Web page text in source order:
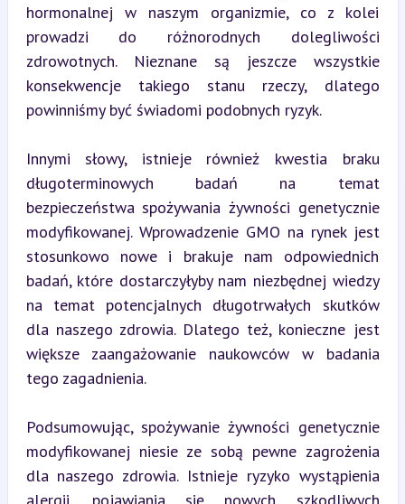
hormonalnej w naszym organizmie, co z kolei
prowadzi do różnorodnych dolegliwości
zdrowotnych. Nieznane są jeszcze wszystkie
konsekwencje takiego stanu rzeczy, dlatego
powinniśmy być świadomi podobnych ryzyk.
Innymi słowy, istnieje również kwestia braku
długoterminowych badań na temat
bezpieczeństwa spożywania żywności genetycznie
modyfikowanej. Wprowadzenie GMO na rynek jest
stosunkowo nowe i brakuje nam odpowiednich
badań, które dostarczyłyby nam niezbędnej wiedzy
na temat potencjalnych długotrwałych skutków
dla naszego zdrowia. Dlatego też, konieczne jest
większe zaangażowanie naukowców w badania
tego zagadnienia.
Podsumowując, spożywanie żywności genetycznie
modyfikowanej niesie ze sobą pewne zagrożenia
dla naszego zdrowia. Istnieje ryzyko wystąpienia